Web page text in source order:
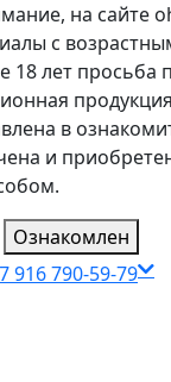
на сайте
с
18 лет просьба
в
и
Ознакомлен
916 790-59-79